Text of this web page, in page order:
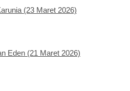
(23 Maret 2026)
Eden (21 Maret 2026)